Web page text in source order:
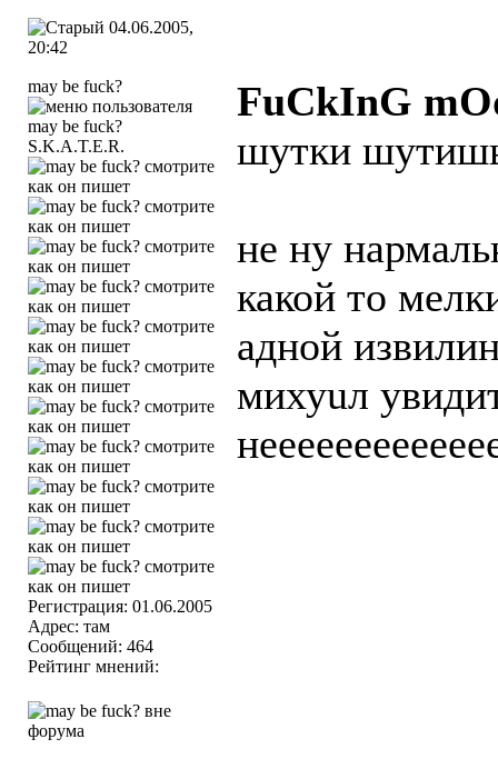
04.06.2005,
20:42
may be fuck?
S.K.A.T.E.R.
Регистрация: 01.06.2005
Адрес: там
Сообщений: 464
Рейтинг мнений:
FuCkInG
шутки
не ну
какой то
адной
михуuл